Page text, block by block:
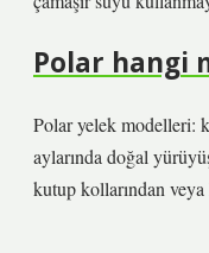
Polar hangi
Polar yelek modelleri:
aylarında doğal
kutup kollarından veya